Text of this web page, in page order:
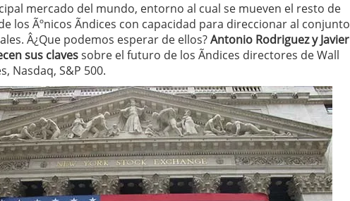
05/08/2026
de convenio en pymes: la obligación que muchas empresas
cuando ya es demasiado tarde 20/07/2026
de SIFX: Lo Que Deben Saber los Traders Mexicanos Antes de
29/06/2026
empresa online vs proceso tradicional: ventajas reales para pymes
2026
afrontar una baja mÃ©dica cuando trabajas por cuenta propia
2026
mercado del mundo, entorno al cual se mueven el resto de
los Ãºnicos Ã­ndices con capacidad para direccionar al conjunto
Â¿Que podemos esperar de ellos?Antonio Rodriguez y Javier
sus clavessobre el futuro de los Ã­ndices directores de Wall
Nasdaq, S&P 500.